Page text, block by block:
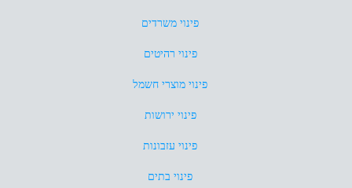
פינוי משרדים
פינוי רהיטים
פינוי מוצרי חשמל
פינוי ירושות
פינוי עזבונות
פינוי בתים